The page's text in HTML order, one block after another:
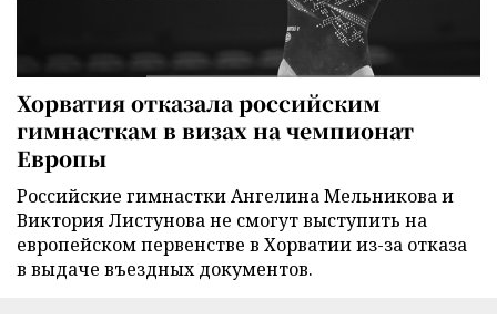
Хорватия отказала российским
гимнасткам в визах на чемпионат
Европы
Российские гимнастки Ангелина Мельникова и
Виктория Листунова не смогут выступить на
европейском первенстве в Хорватии из-за отказа
в выдаче въездных документов.